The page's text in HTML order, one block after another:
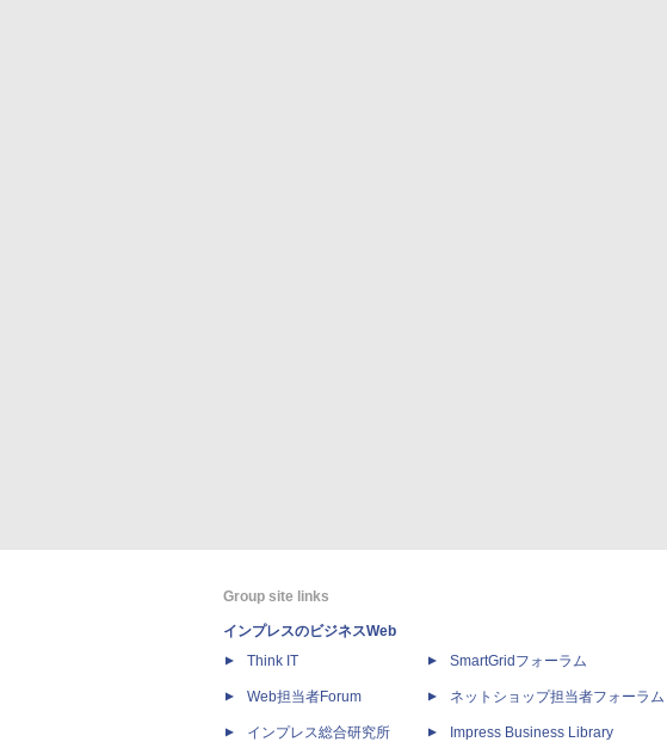
Group site links
インプレスのビジネスWeb
Think IT
Web担当者Forum
インプレス総合研究所
SmartGridフォーラム
ネットショップ担当者フォーラム
Impress Business Library